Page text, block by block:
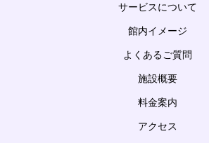
サービスについて
館内イメージ
よくあるご質問
施設概要
料金案内
アクセス